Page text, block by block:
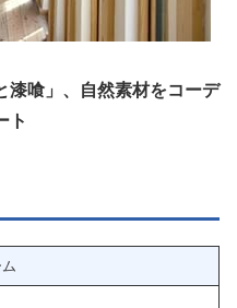
漆喰」、自然素材をコーデ
ト